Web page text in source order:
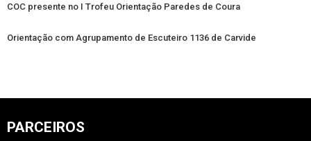
COC presente no I Trofeu Orientação Paredes de Coura
Orientação com Agrupamento de Escuteiro 1136 de Carvide
PARCEIROS